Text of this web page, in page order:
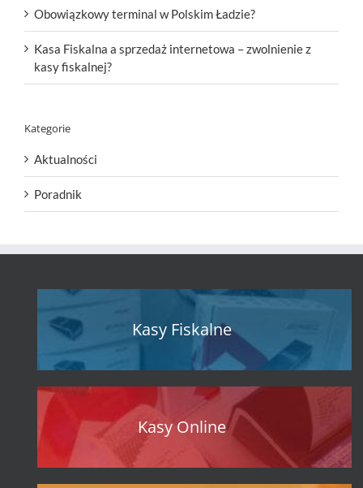
Obowiązkowy terminal w Polskim Ładzie?
Kasa Fiskalna a sprzedaż internetowa – zwolnienie z
kasy fiskalnej?
Kategorie
Aktualności
Poradnik
Kasy Fiskalne
Kasy Online